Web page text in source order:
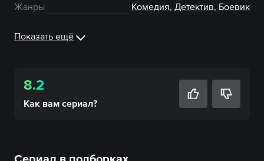
Жанры
Комедия, Детектив, Боевик
Показать ещё
8.2
Как вам сериал?